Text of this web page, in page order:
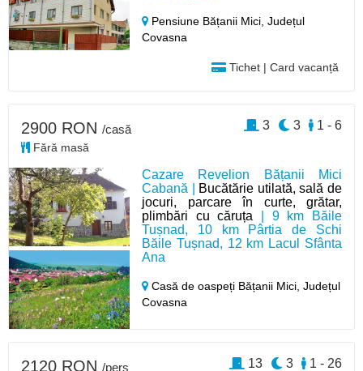
Pensiune Bățanii Mici,Județul
Covasna
Tichet | Card vacanță
Cazare Revelion Bățanii Mici
Cabană |
Bucătărie utilată, sală de
jocuri, parcare în curte, grătar,
plimbări cu căruța | 9 km Băile
Tușnad, 10 km Pârtia de Schi
Băile Tușnad, 12 km Lacul Sfânta
Ana
Casă de oaspeți Bățanii Mici,Județul
Covasna
2900 RON /casă
Fără masă
1 - 6
3
3
2120 RON /pers 1 - 26
3
13